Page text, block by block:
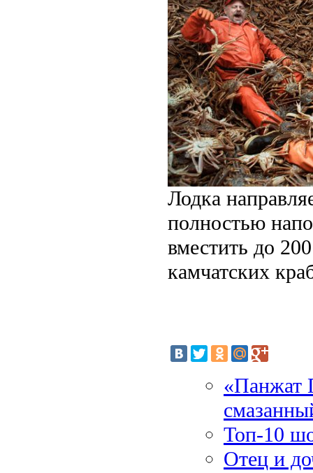
Лодка
полностью
вместить до
камчатских
«Панжат
Топ-10
Отец и